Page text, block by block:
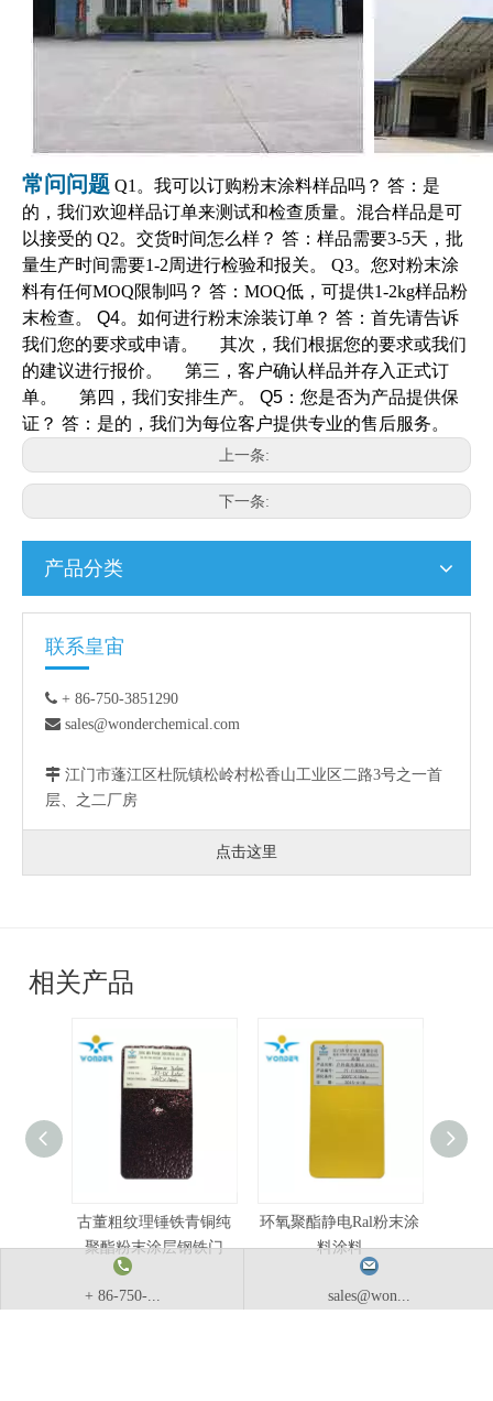
常问问题 Q1。我可以订购粉末涂料样品吗？ 答：是
的，我们欢迎样品订单来测试和检查质量。混合样品是可
以接受的 Q2。交货时间怎么样？ 答：样品需要3-5天，批
量生产时间需要1-2周进行检验和报关。 Q3。您对粉末涂
料有任何MOQ限制吗？ 答：MOQ低，可提供1-2kg样品粉
末检查。
Q4。如何进行粉末涂装订单？ 答：首先请告诉
我们您的要求或申请。 其次，我们根据您的要求或我们
的建议进行报价。 第三，客户确认样品并存入正式订
单。 第四，我们安排生产。
Q5：您是否为产品提供保
证？ 答：是的，我们为每位客户提供专业的售后服务。
上一条:
下一条:
产品分类
联系皇宙
 + 86-750-3851290
 sales@wonderchemical.com
 江门市蓬江区杜阮镇松岭村松香山工业区二路3号之一首
层、之二厂房
点击这里
相关产品
古董粗纹理锤铁青铜纯
聚酯粉末涂层钢铁门
环氧聚酯静电Ral粉末涂
料涂料
+ 86-750-... sales@won...